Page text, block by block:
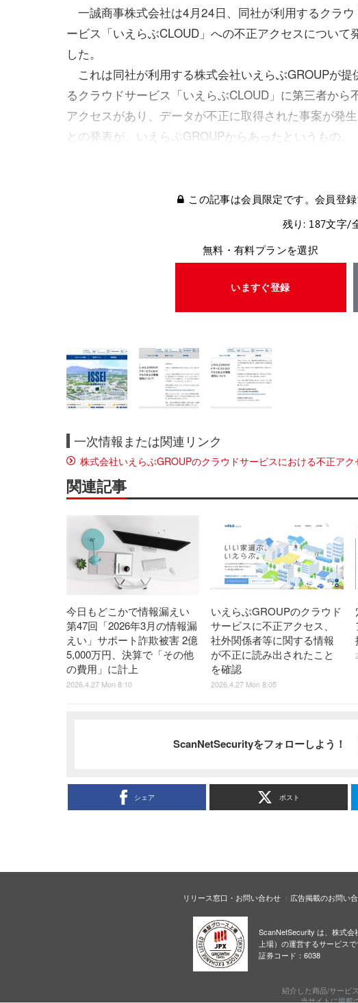
一誠商事株式会社は4月24日、同社が利用するクラウ
ービス「いえらぶCLOUD」への不正アクセスについて
した。
これは同社が利用する株式会社いえらぶGROUPが提
るクラウドサービス「いえらぶCLOUD」に第三者から
アクセスがあり、データが不正に取得された事案が発
との発表が、いえらぶGROUPからあったというもの。
この記事は会員限定です。会員登
残り: 187文字/
無料・有料プランを選択
いますぐ登録
一次情報または関連リンク
株式会社いえらぶGROUPのクラウドサービスにおける不正ア
関連記事
今日もどこかで情報漏えい
第47回「2026年3月の情報漏
えい」サポート詐欺被害 2億
5,000万円、決算で「その他
の費用」に計上
2026.4.27 Mon 8:10
いえらぶGROUPのクラウド
サービスに不正アクセス、
社外関係者等に関する情報
が不正に読み出されたこと
を確認
2026.4.27 Mon 8:05
ScanNetSecurityをフォローしよう！
シェア ポスト
リリース窓口・お問い合わせ 広告掲載のお問い
ScanNetSecurity は、株式会
上場）の運営するサービスで
証券コード：6038
紹介した商品/サービ
当サイトに掲載